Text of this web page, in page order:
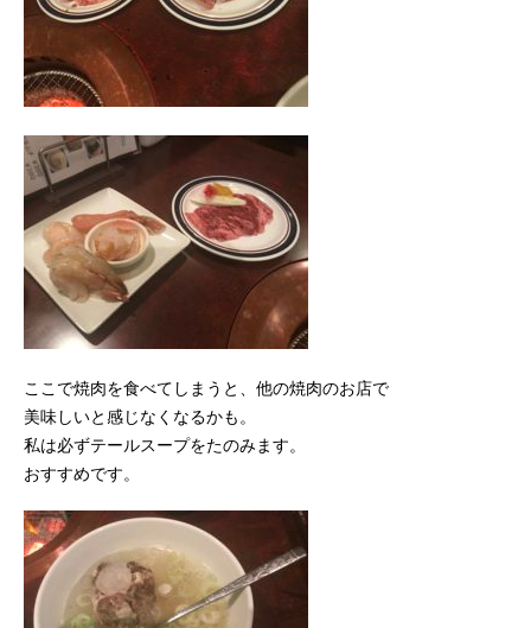
ここで焼肉を食べてしまうと、他の焼肉のお店で
美味しいと感じなくなるかも。
私は必ずテールスープをたのみます。
おすすめです。